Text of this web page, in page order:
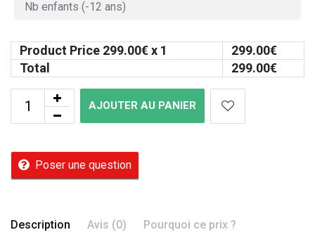
Product Price 299.00€ x 1 299.00€
Total
299.00€
AJOUTER AU PANIER
Poser une question
Description Avis (0) Pourquoi ce prix ?